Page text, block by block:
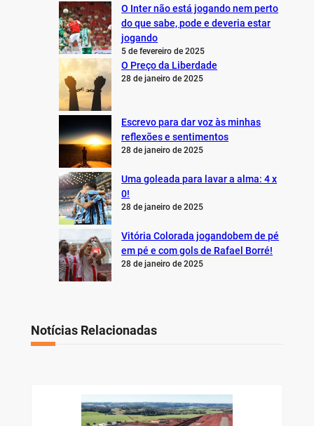
O Inter não está jogando nem perto
do que sabe, pode e deveria estar
jogando
5 de fevereiro de 2025
O Preço da Liberdade
28 de janeiro de 2025
Escrevo para dar voz às minhas
reflexões e sentimentos
28 de janeiro de 2025
Uma goleada para lavar a alma: 4 x
0!
28 de janeiro de 2025
Vitória Colorada jogandobem de pé
em pé e com gols de Rafael Borré!
28 de janeiro de 2025
Notícias Relacionadas